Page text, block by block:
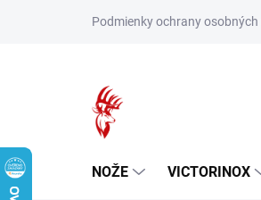
Podmienky ochrany
NOŽE VICTORINOX